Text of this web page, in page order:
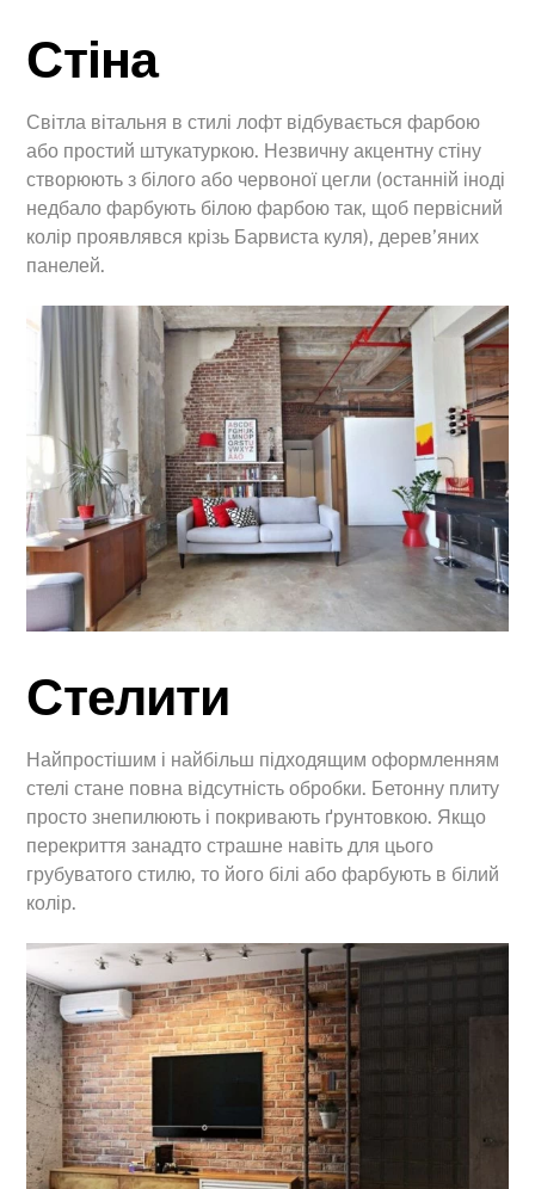
Стіна
Світла вітальня в стилі лофт відбувається фарбою
або простий штукатуркою. Незвичну акцентну стіну
створюють з білого або червоної цегли (останній іноді
недбало фарбують білою фарбою так, щоб первісний
колір проявлявся крізь Барвиста куля), дерев’яних
панелей.
Стелити
Найпростішим і найбільш підходящим оформленням
стелі стане повна відсутність обробки. Бетонну плиту
просто знепилюють і покривають ґрунтовкою. Якщо
перекриття занадто страшне навіть для цього
грубуватого стилю, то його білі або фарбують в білий
колір.